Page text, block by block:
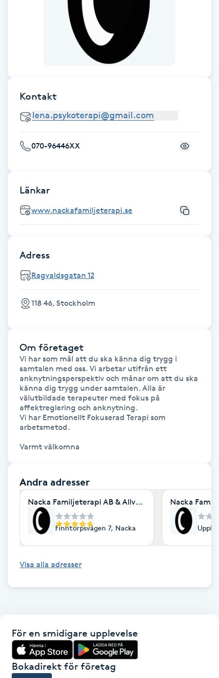
Diamantslipning
Enzympeeling
Extensions borttagning
Eyeliner-tatuering
F
Face framing
Faceliftmassage
Fet hårbotten
Fibromassage
Fillers
Fotmassage
Fotsvamp
Fransar
Fransborttagning
Fransförlängning
Fransförlängning Volym
Fransk manikyr
Kontakt
070-96446XX
Länkar
www.nackafamiljeterapi.se
Adress
Ragvaldsgatan 12
118 46, Stockholm
Om företaget
Vi har som mål att du ska känna dig trygg i
samtalen med oss. Vi arbetar utifrån ett
anknytningsperspektiv och månar om att du ska
känna dig trygg under samtalen. Alla är
välutbildade terapeuter med fokus på
affektreglering och anknytning.
Vi har Emotionellt Fokuserad Terapi som
arbetsmetod.
Varmt välkomna
Andra adresser
Nacka Familjeterapi AB & Allvarligt Talat -
Finntorpsvägen 7, Nacka
Nacka
Visa alla adresser
För en smidigare upplevelse
Bokadirekt för företag